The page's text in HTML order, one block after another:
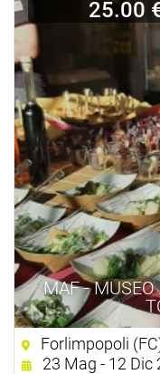
MAF - MUSEO
25.00
Forlimpopoli
23 Mag - 12 Dic